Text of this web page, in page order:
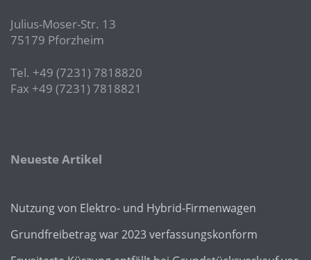
Julius-Moser-Str. 13
75179 Pforzheim
Tel. +49 (7231) 7818820
Fax +49 (7231) 7818821
Neueste Artikel
Nutzung von Elektro- und Hybrid-Firmenwagen
Grundfreibetrag war 2023 verfassungskonform